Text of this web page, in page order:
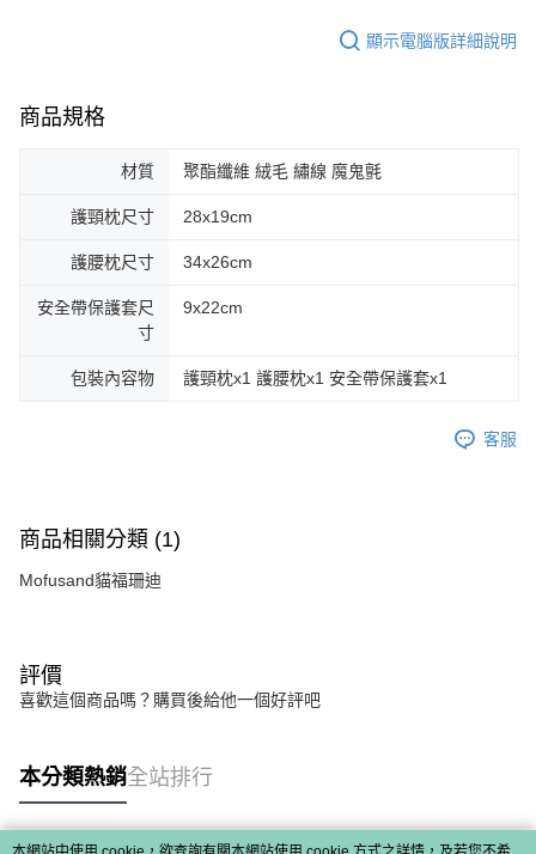
顯示電腦版詳細說明
商品規格
材質 聚酯纖維 絨毛 繡線 魔鬼氈
護頸枕尺寸 28x19cm
護腰枕尺寸 34x26cm
安全帶保護套尺
寸
9x22cm
包裝內容物 護頸枕x1 護腰枕x1 安全帶保護套x1
客服
商品相關分類 (1)
Mofusand貓福珊迪
評價
喜歡這個商品嗎？購買後給他一個好評吧
本分類熱銷全站排行